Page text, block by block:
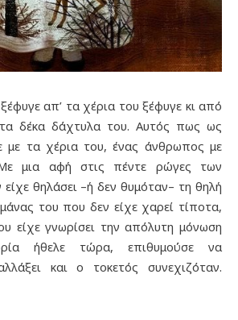
απ’ τα χέρια του ξέφυγε κι από
δέκα δάχτυλα του. Αυτός πως ως
με τα χέρια του, ένας άνθρωπος με
μια αφή στις πέντε ρώγες των
θηλάσει –ή δεν θυμόταν– τη θηλή
του που δεν είχε χαρεί τίποτα,
είχε γνωρίσει την απόλυτη μόνωση
ήθελε τώρα, επιθυμούσε να
και ο τοκετός συνεχιζόταν.